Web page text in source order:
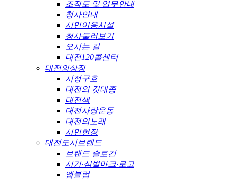
조직도 및 업무안내
청사안내
시민이용시설
청사둘러보기
오시는 길
대전120콜센터
대전의상징
시정구호
대전의 깃대종
대전색
대전사랑운동
대전의노래
시민헌장
대전도시브랜드
브랜드 슬로건
시기·심벌마크·로고
엠블럼